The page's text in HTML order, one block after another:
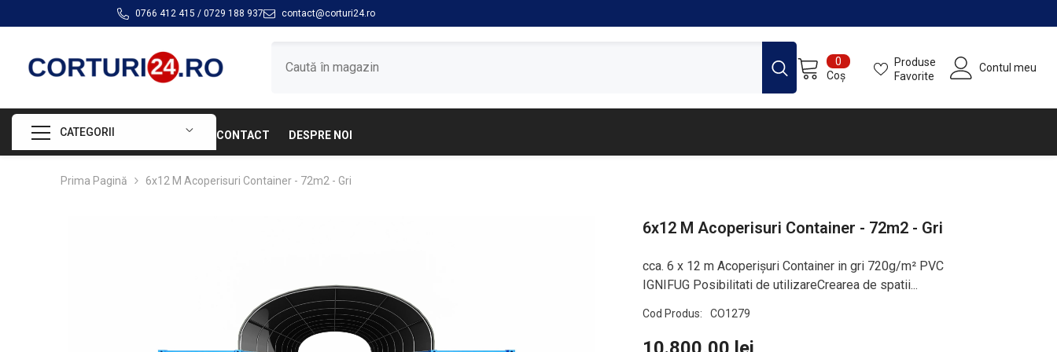
0766 412 415 / 0729 188 937 contact@corturi24.ro
0
articole
Coș
Produse
Favorite
Contul meu
CATEGORII CONTACT DESPRE NOI
Prima Pagină 6x12 M Acoperisuri Container - 72m2 - Gri
6x12 M Acoperisuri Container - 72m2 - Gri
cca. 6 x 12 m Acoperișuri Container in gri 720g/m² PVC
IGNIFUG Posibilitati de utilizareCrearea de spatii...
Cod Produs: CO1279